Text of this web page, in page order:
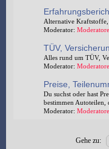
Alternative
Moderator:
TÜV,
Alles rund um TÜV,
Moderator:
Preise,
Du suchst oder hast
bestimmen Autoteilen,
Moderator:
Gehe zu: